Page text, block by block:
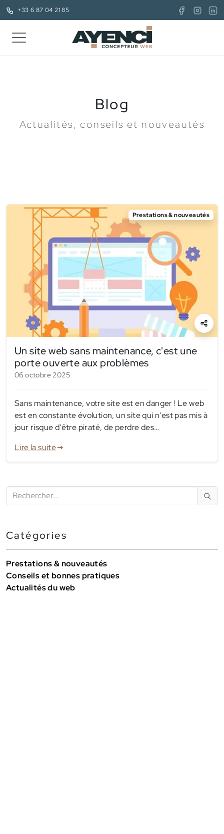
+33 6 87 04 21 85
Blog
Actualités, conseils et nouveautés
Prestations & nouveautés
Un site web sans maintenance, c'est une
porte ouverte aux problèmes
06 octobre 2025
Sans maintenance, votre site est en danger ! Le web
est en constante évolution, un site qui n'est pas mis à
jour risque d'être piraté, de perdre des
recherche tels que Google et perdre en visibilité, de
Lire la suite
Catégories
Prestations & nouveautés
Conseils et bonnes pratiques
Actualités du web